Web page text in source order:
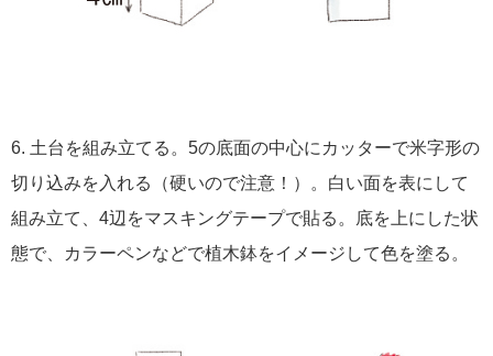
6. 土台を組み立てる。5の底面の中心にカッターで米字形の
切り込みを入れる（硬いので注意！）。白い面を表にして
組み立て、4辺をマスキングテープで貼る。底を上にした状
態で、カラーペンなどで植木鉢をイメージして色を塗る。